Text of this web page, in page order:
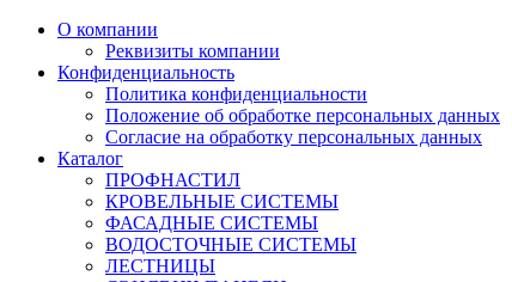
О компании
Реквизиты компании
Конфиденциальность
Политика конфиденциальности
Положение об обработке персональных данных
Согласие на обработку персональных данных
Каталог
ПРОФНАСТИЛ
КРОВЕЛЬНЫЕ СИСТЕМЫ
ФАСАДНЫЕ СИСТЕМЫ
ВОДОСТОЧНЫЕ СИСТЕМЫ
ЛЕСТНИЦЫ